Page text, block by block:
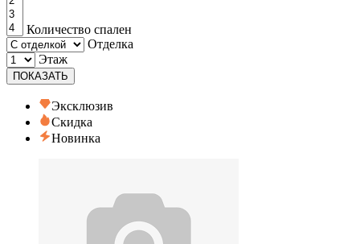
Количество спален
Отделка
Этаж
ПОКАЗАТЬ
Эксклюзив
Скидка
Новинка